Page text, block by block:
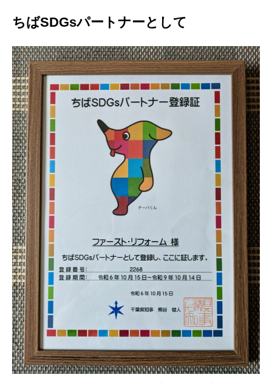
ちばSDGsパートナーとして